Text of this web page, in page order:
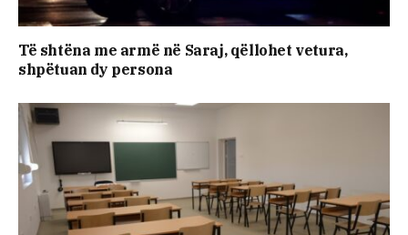
Të shtëna me armë në Saraj, qëllohet vetura,
shpëtuan dy persona